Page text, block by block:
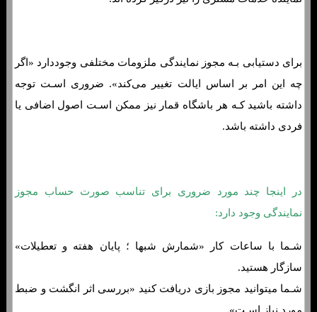
برای دستیابی بـه مجوز نمایندگی ملزومات مختلفی وجوددارد «اگر
چه این امر بر اساس ایالت تغییر می‌کند». ضروری اسـت توجه
داشته باشید کـه هر باشگاه قمار نیز ممکن اسـت اصول اضافی یا
فردی داشته باشد.
در اینجا چند مورد ضروری برای تناسب صورت حساب مجوز
نمایندگی وجود دارد:
شـما با ساعات کار «شمارش شبها ؛ پایان هفته و تعطیلات»
سازگار هستید.
شـما میتوانید مجوز بازی دریافت کنید «بررسی اثر انگشت و ضبط